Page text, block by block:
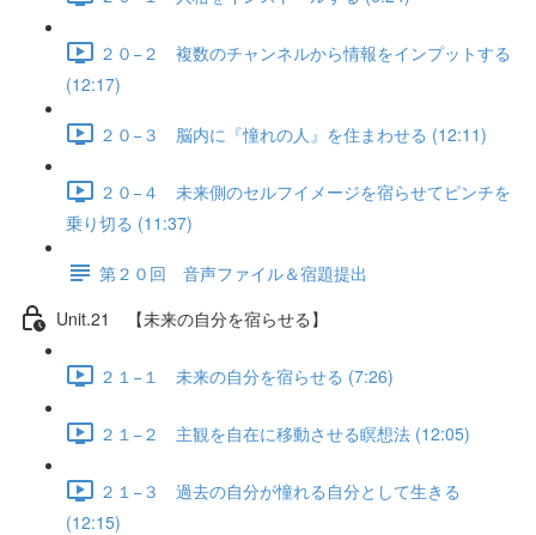
２０−２ 複数のチャンネルから情報をインプットする
(12:17)
２０−３ 脳内に『憧れの人』を住まわせる (12:11)
２０−４ 未来側のセルフイメージを宿らせてピンチを
乗り切る (11:37)
第２０回 音声ファイル＆宿題提出
Unit.21 【未来の自分を宿らせる】
２１−１ 未来の自分を宿らせる (7:26)
２１−２ 主観を自在に移動させる瞑想法 (12:05)
２１−３ 過去の自分が憧れる自分として生きる
(12:15)